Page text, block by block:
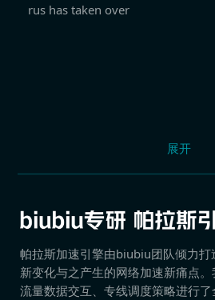
rus has taken over
展开
帕拉斯加速引擎由biubiu团队倾力
新变化与之产生的网络加速新痛点。
流量数据交互、专线调度策略进行